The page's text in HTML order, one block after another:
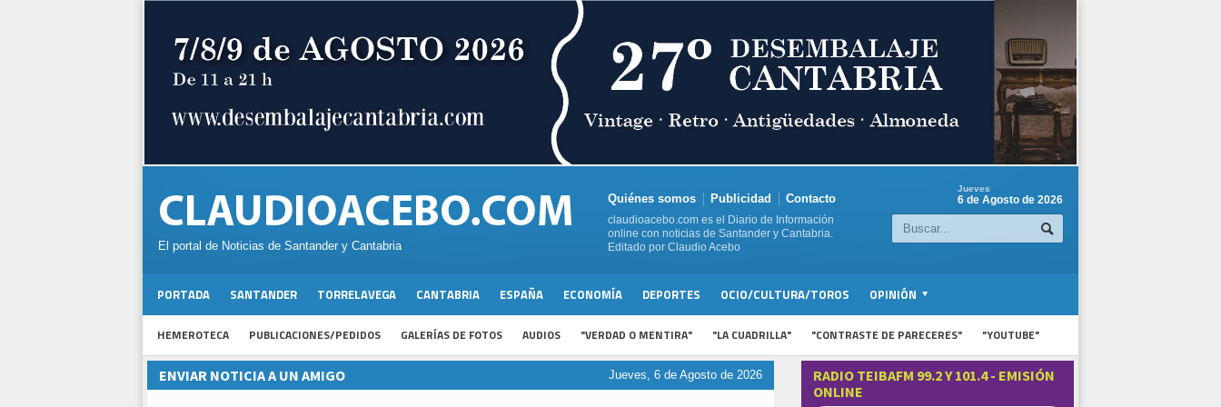
El portal de Noticias de Santander y Cantabria
Quiénes somos Publicidad Contacto
claudioacebo.com es el Diario de Información
online con noticias de Santander y Cantabria.
Editado por Claudio Acebo
Jueves
6 de Agosto de 2026
PORTADA SANTANDER TORRELAVEGA CANTABRIA ESPAÑA ECONOMÍA DEPORTES OCIO/CULTURA/TOROS OPINIÓN
HEMEROTECA PUBLICACIONES/PEDIDOS GALERÍAS DE FOTOS AUDIOS "VERDAD O MENTIRA" "LA CUADRILLA" "CONTRASTE DE PARECERES" "YOUTUBE"
Jueves, 6 de Agosto de 2026
ENVIAR NOTICIA A UN AMIGO
RADIO TEIBAFM 99.2 Y 101.4 - EMISIÓN
ONLINE